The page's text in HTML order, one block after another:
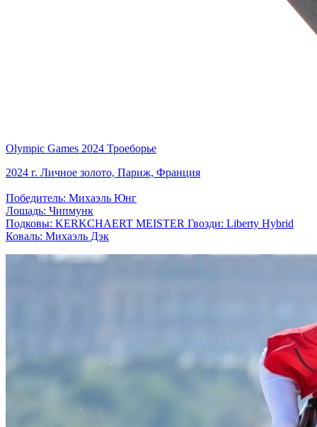
Olympic Games 2024 Троеборье
2024 г. Личное золото, Париж, Франция
Победитель: Михаэль Юнг
Лошадь: Чипмунк
Подковы: KERKCHAERT MEISTER Гвозди: Liberty Hybrid
Коваль: Михаэль Дэк